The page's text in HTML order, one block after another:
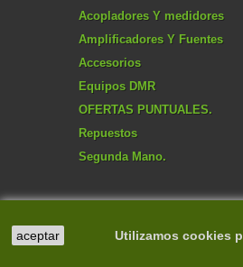
Acopladores Y medidores
Amplificadores Y Fuentes
Accesorios
Equipos DMR
OFERTAS PUNTUALES.
Repuestos
Segunda Mano.
aceptar
Utilizamos cookies